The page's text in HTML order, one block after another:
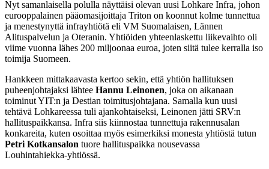
Nyt samanlaisella polulla näyttäisi olevan uusi Lohkare Infra, johon
eurooppalainen pääomasijoittaja Triton on koonnut kolme tunnettua
ja menestynyttä infrayhtiötä eli VM Suomalaisen, Lännen
Alituspalvelun ja Oteranin. Yhtiöiden yhteenlaskettu liikevaihto oli
viime vuonna lähes 200 miljoonaa euroa, joten siitä tulee kerralla iso
toimija Suomeen.
Hankkeen mittakaavasta kertoo sekin, että yhtiön hallituksen
puheenjohtajaksi lähtee Hannu Leinonen, joka on aikanaan
toiminut YIT:n ja Destian toimitusjohtajana. Samalla kun uusi
tehtävä Lohkareessa tuli ajankohtaiseksi, Leinonen jätti SRV:n
hallituspaikkansa. Infra siis kiinnostaa tunnettuja rakennusalan
konkareita, kuten osoittaa myös esimerkiksi monesta yhtiöstä tutun
Petri Kotkansalon tuore hallituspaikka nousevassa
Louhintahiekka-yhtiössä.